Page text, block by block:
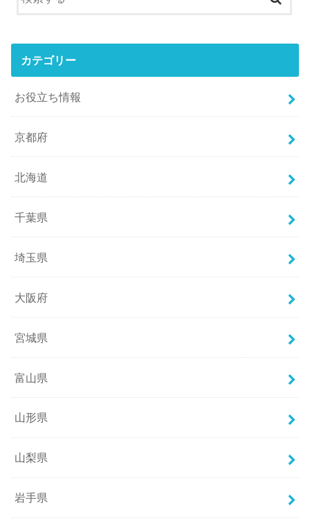
カテゴリー
お役立ち情報
京都府
北海道
千葉県
埼玉県
大阪府
宮城県
富山県
山形県
山梨県
岩手県